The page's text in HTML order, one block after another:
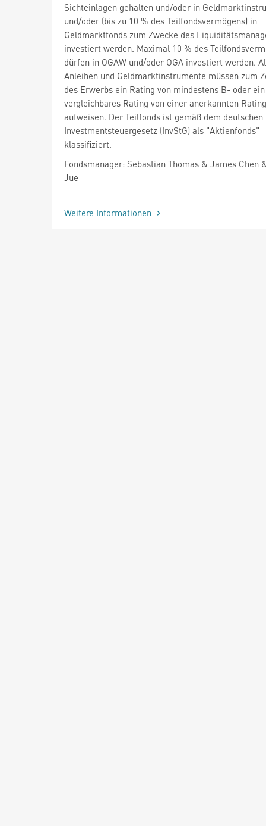
Sichteinlagen gehalten und/oder in
und/oder (bis zu 10 % des Teilfondsvermögens) in
Geldmarktfonds zum Zwecke des
investiert werden. Maximal 10 % des
dürfen in OGAW und/oder OGA investiert werden.
Anleihen und Geldmarktinstrumente müssen zum
des Erwerbs ein Rating von mindestens B- oder ein
vergleichbares Rating von einer anerkannten
aufweisen. Der Teilfonds ist gemäß dem deutschen
Investmentsteuergesetz (InvStG) als "Aktienfonds"
klassifiziert.
Fondsmanager: Sebastian Thomas & James Chen
Jue
Weitere Informationen